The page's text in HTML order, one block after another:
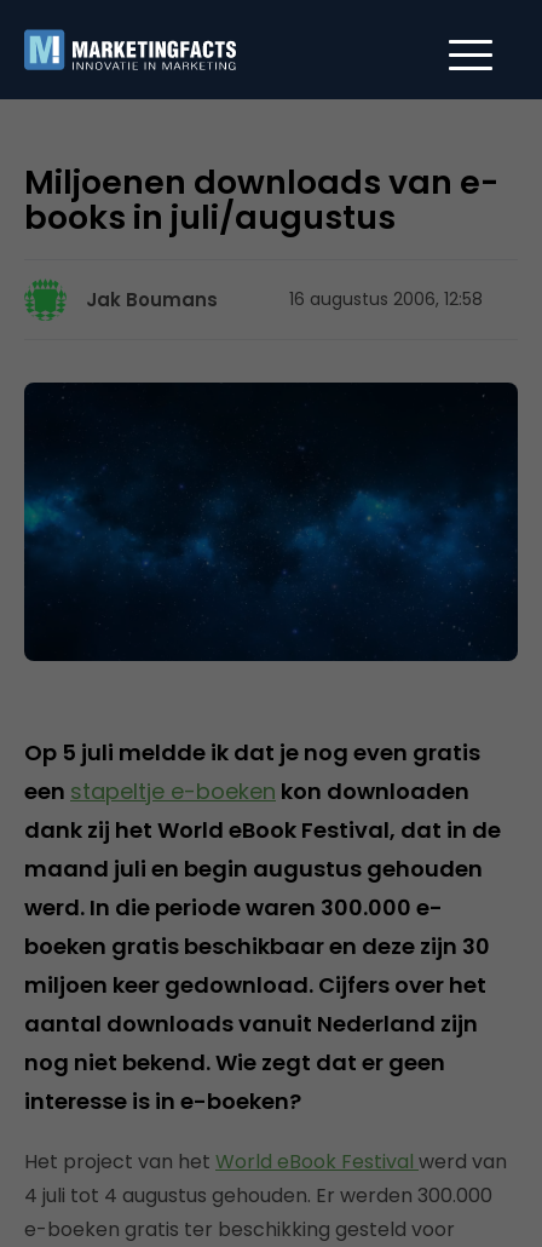
Miljoenen downloads van e-
books in juli/augustus
Jak Boumans 16 augustus 2006, 12:58
Op 5 juli meldde ik dat je nog even gratis
een stapeltje e-boeken kon downloaden
dank zij het World eBook Festival, dat in de
maand juli en begin augustus gehouden
werd. In die periode waren 300.000 e-
boeken gratis beschikbaar en deze zijn 30
miljoen keer gedownload. Cijfers over het
aantal downloads vanuit Nederland zijn
nog niet bekend. Wie zegt dat er geen
interesse is in e-boeken?
Het project van het World eBook Festival werd van
4 juli tot 4 augustus gehouden. Er werden 300.000
e-boeken gratis ter beschikking gesteld voor